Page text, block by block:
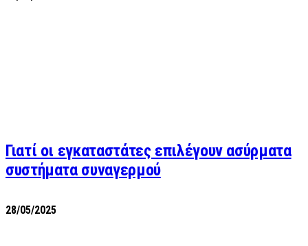
Γιατί οι εγκαταστάτες επιλέγουν ασύρματα
συστήματα συναγερμού
28/05/2025